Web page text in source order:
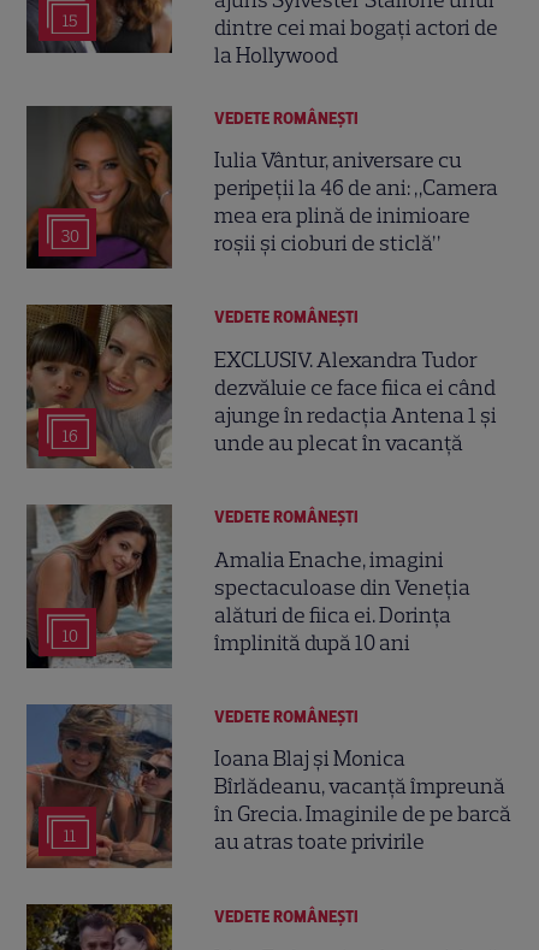
15
dintre cei mai bogați actori de
la Hollywood
30
VEDETE ROMÂNEŞTI
Iulia Vântur, aniversare cu
peripeții la 46 de ani: „Camera
mea era plină de inimioare
roșii și cioburi de sticlă”
16
VEDETE ROMÂNEŞTI
EXCLUSIV. Alexandra Tudor
dezvăluie ce face fiica ei când
ajunge în redacția Antena 1 și
unde au plecat în vacanță
10
VEDETE ROMÂNEŞTI
Amalia Enache, imagini
spectaculoase din Veneția
alături de fiica ei. Dorința
împlinită după 10 ani
11
VEDETE ROMÂNEŞTI
Ioana Blaj și Monica
Bîrlădeanu, vacanță împreună
în Grecia. Imaginile de pe barcă
au atras toate privirile
VEDETE ROMÂNEŞTI